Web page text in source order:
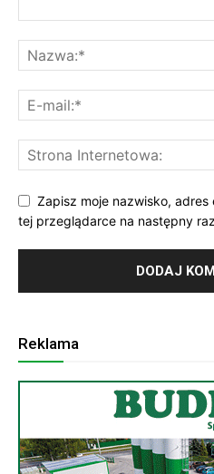
Zapisz moje nazwisko,
tej przeglądarce na następny
Reklama